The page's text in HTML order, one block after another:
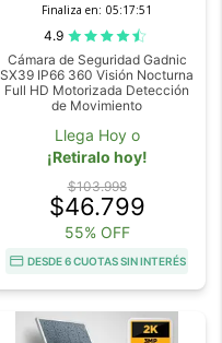
Finaliza en: 05:17:50
4.9
Cámara de Seguridad Gadnic
SX39 IP66 360 Visión Nocturna
Full HD Motorizada Detección
de Movimiento
Llega Hoy o
¡Retiralo hoy!
$103.998
$46.799
55% OFF
DESDE 6 CUOTAS SIN INTERÉS